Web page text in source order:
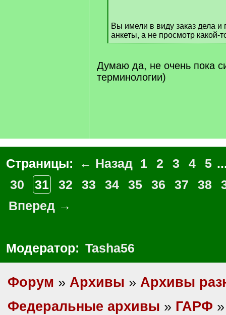
]
Вы имели в виду заказ дела и
анкеты, а не просмотр какой-
[
q
]
Думаю да, не очень пока
терминологии)
Страницы: ← Назад 1 2 3 4 5
30
31 32 33 34 35 36 37 38
Вперед →
Модератор: Tasha56
Форум » Архивы » Архивы
Федеральные архивы » ГАРФ